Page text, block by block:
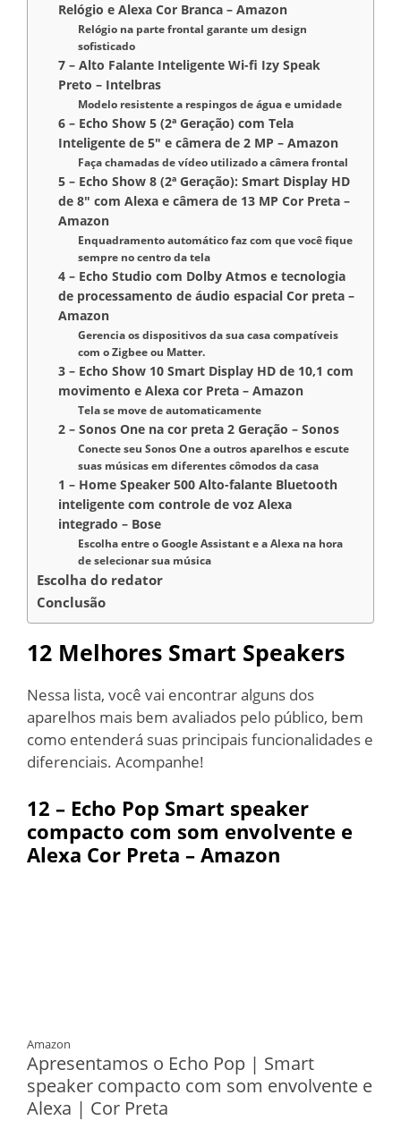
Relógio e Alexa Cor Branca – Amazon
Relógio na parte frontal garante um design
sofisticado
7 – Alto Falante Inteligente Wi-fi Izy Speak
Preto – Intelbras
Modelo resistente a respingos de água e umidade
6 – Echo Show 5 (2ª Geração) com Tela
Inteligente de 5″ e câmera de 2 MP – Amazon
Faça chamadas de vídeo utilizado a câmera frontal
5 – Echo Show 8 (2ª Geração): Smart Display HD
de 8″ com Alexa e câmera de 13 MP Cor Preta –
Amazon
Enquadramento automático faz com que você fique
sempre no centro da tela
4 – Echo Studio com Dolby Atmos e tecnologia
de processamento de áudio espacial Cor preta –
Amazon
Gerencia os dispositivos da sua casa compatíveis
com o Zigbee ou Matter.
3 – Echo Show 10 Smart Display HD de 10,1 com
movimento e Alexa cor Preta – Amazon
Tela se move de automaticamente
2 – Sonos One na cor preta 2 Geração – Sonos
Conecte seu Sonos One a outros aparelhos e escute
suas músicas em diferentes cômodos da casa
1 – Home Speaker 500 Alto-falante Bluetooth
inteligente com controle de voz Alexa
integrado – Bose
Escolha entre o Google Assistant e a Alexa na hora
de selecionar sua música
Escolha do redator
Conclusão
12 Melhores Smart Speakers
Nessa lista, você vai encontrar alguns dos
aparelhos mais bem avaliados pelo público, bem
como entenderá suas principais funcionalidades e
diferenciais. Acompanhe!
12 – Echo Pop Smart speaker
compacto com som envolvente e
Alexa Cor Preta – Amazon
Amazon
Apresentamos o Echo Pop | Smart
speaker compacto com som envolvente e
Alexa | Cor Preta